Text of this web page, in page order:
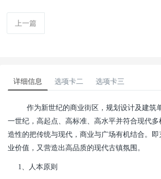
上一篇
详细信息 选项卡二 选项卡三
作为新世纪的商业街区，规划设计及建筑
一世纪，高起点、高标准、高水平并符合现代多
造性的把传统与现代，商业与广场有机结合。
业价值，又营造出高品质的现代古镇氛围。
1、人本原则